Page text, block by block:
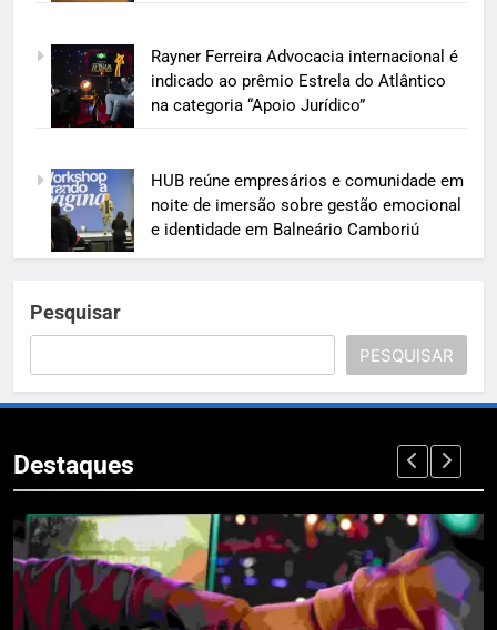
Rayner Ferreira Advocacia internacional é
indicado ao prêmio Estrela do Atlântico
na categoria “Apoio Jurídico”
HUB reúne empresários e comunidade em
noite de imersão sobre gestão emocional
e identidade em Balneário Camboriú
Pesquisar
PESQUISAR
Destaques